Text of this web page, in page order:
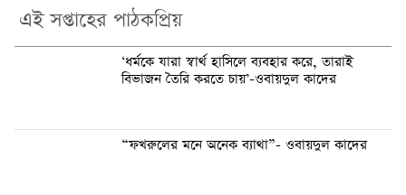
এই সপ্তাহের পাঠকপ্রিয়
‘ধর্মকে যারা স্বার্থ হাসিলে ব্যবহার করে, তারাই
বিভাজন তৈরি করতে চায়’-ওবায়দুল কাদের
“ফখরুলের মনে অনেক ব্যাথা”- ওবায়দুল কাদের